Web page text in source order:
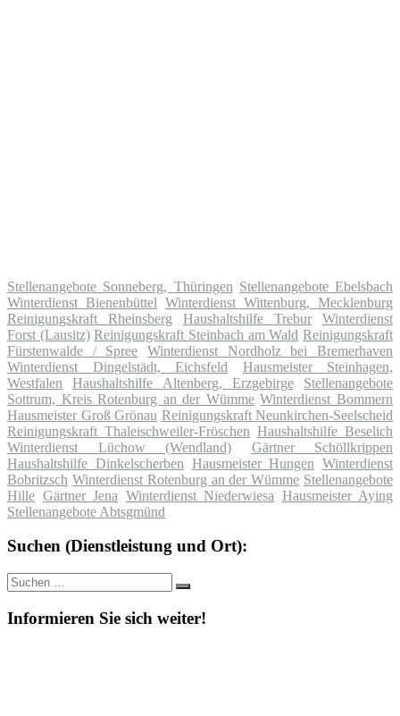
Stellenangebote Sonneberg, Thüringen Stellenangebote Ebelsbach
Winterdienst Bienenbüttel Winterdienst Wittenburg, Mecklenburg
Reinigungskraft Rheinsberg
Haushaltshilfe Trebur
Winterdienst
Forst (Lausitz) Reinigungskraft Steinbach am Wald Reinigungskraft
Fürstenwalde / Spree
Winterdienst Nordholz bei Bremerhaven
Winterdienst Dingelstädt, Eichsfeld
Hausmeister Steinhagen,
Westfalen
Haushaltshilfe Altenberg, Erzgebirge
Stellenangebote
Sottrum, Kreis Rotenburg an der Wümme Winterdienst Bommern
Hausmeister Groß Grönau Reinigungskraft Neunkirchen-Seelscheid
Reinigungskraft Thaleischweiler-Fröschen Haushaltshilfe Beselich
Winterdienst Lüchow (Wendland)
Gärtner Schöllkrippen
Haushaltshilfe Dinkelscherben Hausmeister Hungen Winterdienst
Bobritzsch Winterdienst Rotenburg an der Wümme Stellenangebote
Hille Gärtner Jena Winterdienst Niederwiesa Hausmeister Aying
Stellenangebote Abtsgmünd
Suchen (Dienstleistung und Ort):
Suche
nach:
Suchen
Informieren Sie sich weiter!